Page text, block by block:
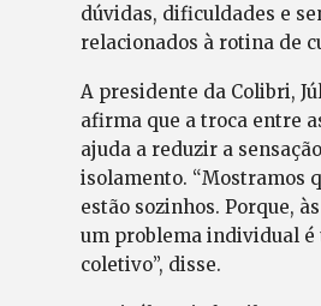
dúvidas, dificuldades e
relacionados à rotina de
A presidente da Colibri,
afirma que a troca entre
ajuda a reduzir a
isolamento. “Mostramos
estão sozinhos. Porque,
um problema individual é
coletivo”, disse.